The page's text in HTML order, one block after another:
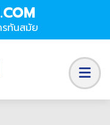
รทันสมัย